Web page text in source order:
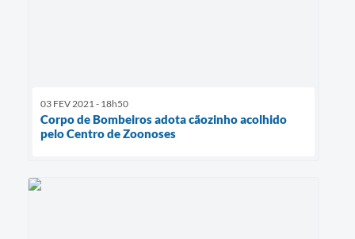
03 FEV 2021 - 18h50
Corpo de Bombeiros adota cãozinho acolhido
pelo Centro de Zoonoses